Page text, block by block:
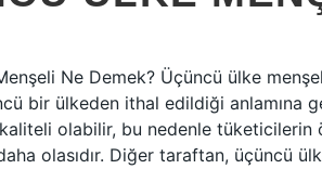
Ne Demek? Üçüncü ülke
bir ülkeden ithal edildiği anlamına
olabilir, bu nedenle
olasıdır. Diğer taraftan, üçüncü